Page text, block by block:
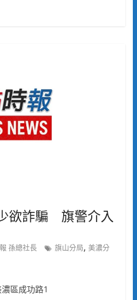
欲詐騙 旗警介入
孫總社長 旗山分局, 美濃分
區成功路1